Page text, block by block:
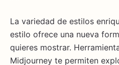
La variedad de estilos
estilo ofrece una nueva
quieres mostrar.
Midjourney te permiten